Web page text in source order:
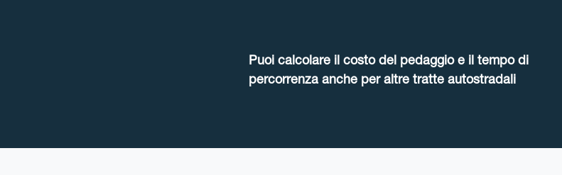
Puoi calcolare il costo del pedaggio e il tempo di
percorrenza anche per altre tratte autostradali